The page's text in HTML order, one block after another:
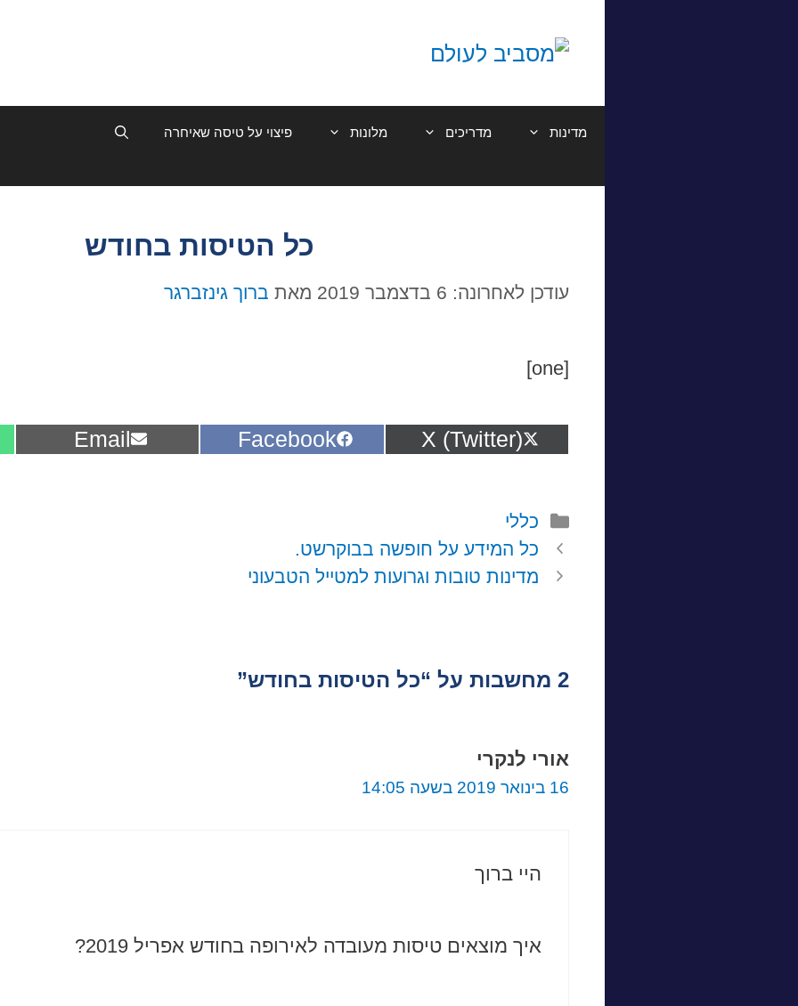
מדינות מדריכים מלונות פיצוי על טיסה שאיחרה
כל הטיסות בחודש
עודכן לאחרונה: 6 בדצמבר 2019 מאת ברוך גינזברגר
[one]
Share
on
X (Twitter)
Share
on
Facebook
Share
on
Email
קטגוריות
כללי
כל המידע על חופשה בבוקרשט.
מדינות טובות וגרועות למטייל הטבעוני
2 מחשבות על “כל הטיסות בחודש”
אורי לנקרי
16 בינואר 2019 בשעה 14:05
היי ברוך
איך מוצאים טיסות מעובדה לאירופה בחודש אפריל 2019?